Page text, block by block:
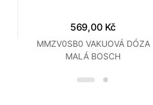
569,00 Kč
MMZV0SB0 VAKUOVÁ DÓZA
MALÁ BOSCH